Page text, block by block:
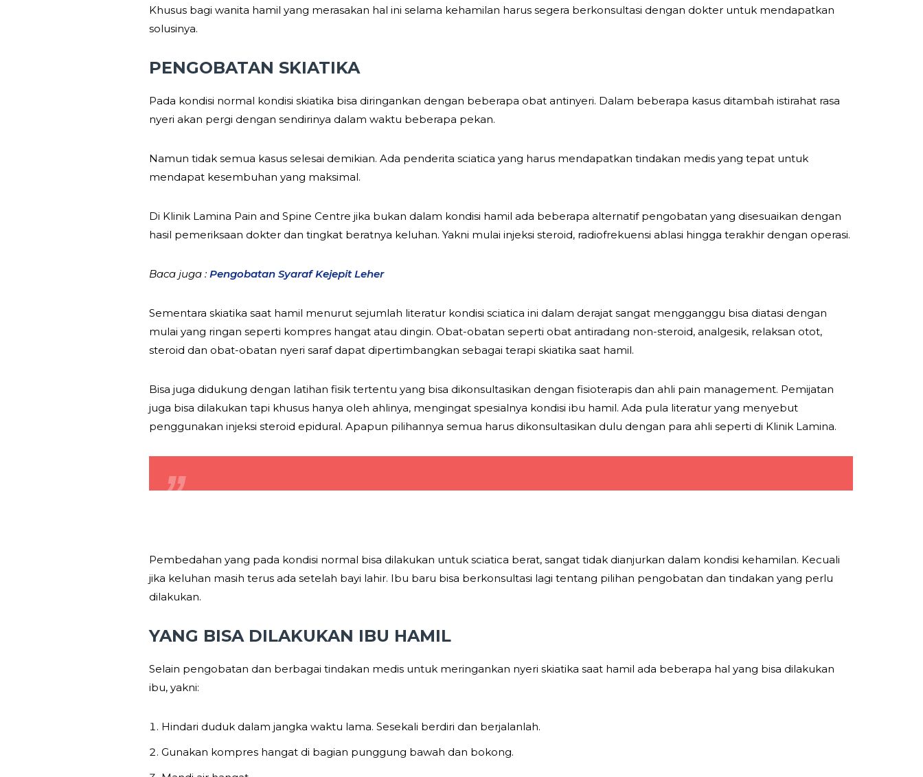
Khusus bagi wanita hamil yang merasakan hal ini selama kehamilan harus segera berkonsultasi dengan dokter untuk mendapatkan
solusinya.
PENGOBATAN SKIATIKA
Pada kondisi normal kondisi skiatika bisa diringankan dengan beberapa obat antinyeri. Dalam beberapa kasus ditambah istirahat rasa
nyeri akan pergi dengan sendirinya dalam waktu beberapa pekan.
Namun tidak semua kasus selesai demikian. Ada penderita sciatica yang harus mendapatkan tindakan medis yang tepat untuk
mendapat kesembuhan yang maksimal.
Di Klinik Lamina Pain and Spine Centre jika bukan dalam kondisi hamil ada beberapa alternatif pengobatan yang disesuaikan dengan
hasil pemeriksaan dokter dan tingkat beratnya keluhan. Yakni mulai injeksi steroid, radiofrekuensi ablasi hingga terakhir dengan operasi.
Baca juga : Pengobatan Syaraf Kejepit Leher
Sementara skiatika saat hamil menurut sejumlah literatur kondisi sciatica ini dalam derajat sangat mengganggu bisa diatasi dengan
mulai yang ringan seperti kompres hangat atau dingin. Obat-obatan seperti obat antiradang non-steroid, analgesik, relaksan otot,
steroid dan obat-obatan nyeri saraf dapat dipertimbangkan sebagai terapi skiatika saat hamil.
Bisa juga didukung dengan latihan fisik tertentu yang bisa dikonsultasikan dengan fisioterapis dan ahli pain management. Pemijatan
juga bisa dilakukan tapi khusus hanya oleh ahlinya, mengingat spesialnya kondisi ibu hamil. Ada pula literatur yang menyebut
penggunakan injeksi steroid epidural. Apapun pilihannya semua harus dikonsultasikan dulu dengan para ahli seperti di Klinik Lamina.
Pembedahan yang pada kondisi normal bisa dilakukan untuk sciatica berat, sangat tidak dianjurkan dalam kondisi kehamilan. Kecuali
jika keluhan masih terus ada setelah bayi lahir. Ibu baru bisa berkonsultasi lagi tentang pilihan pengobatan dan tindakan yang perlu
dilakukan.
YANG BISA DILAKUKAN IBU HAMIL
Selain pengobatan dan berbagai tindakan medis untuk meringankan nyeri skiatika saat hamil ada beberapa hal yang bisa dilakukan
ibu, yakni:
Hindari duduk dalam jangka waktu lama. Sesekali berdiri dan berjalanlah.
Gunakan kompres hangat di bagian punggung bawah dan bokong.